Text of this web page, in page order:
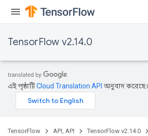
TensorFlow v2.14.0
এই পৃষ্ঠাটিCloud Translation API অনুবাদ করেছে।
TensorFlow API, API TensorFlow v2.14.0